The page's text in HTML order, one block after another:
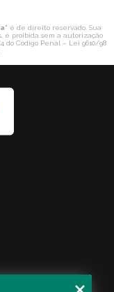
" é de direito reservado. Sua
é proibida sem a autorização
do Código Penal – Lei 9610/98